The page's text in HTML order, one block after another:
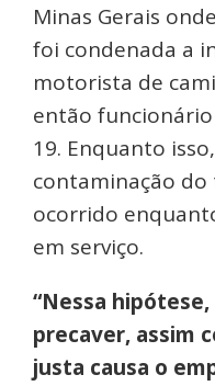
Minas Gerais
foi condenada a
motorista de
então
19. Enquanto
contaminação
ocorrido
em serviço.
“Nessa
precaver, assim
justa causa o